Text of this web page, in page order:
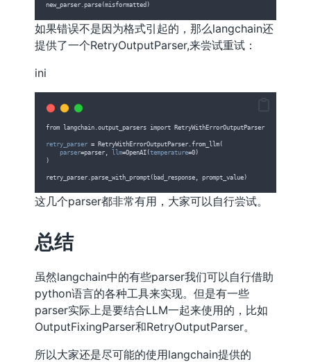
new_parser.parse(misformatted)
如果错误不是因为格式引起的，那么langchain还
提供了一个RetryOutputParser,来尝试重试：
ini
from langchain.output_parsers import RetryWithErrorOutputParser
retry_parser = RetryWithErrorOutputParser.from_llm(
parser=parser, llm=OpenAI(temperature=0)
)
retry_parser.parse_with_prompt(bad_response, prompt_value)
这几个parser都非常有用，大家可以自行尝试。
总结
虽然langchain中的有些parser我们可以自行借助
python语言的各种工具来实现。但是有一些
parser实际上是要结合LLM一起来使用的，比如
OutputFixingParser和RetryOutputParser。
所以大家还是尽可能的使用langchain提供的